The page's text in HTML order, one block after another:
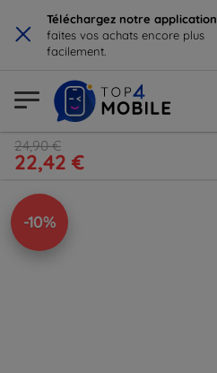
× Téléchargez notre application
faites vos achats encore plus
facilement.
24,90 €
22,42 €
-10%